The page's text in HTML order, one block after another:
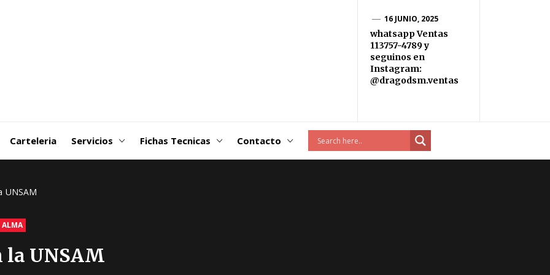
16 JUNIO, 2025
whatsapp Ventas
113757-4789 y
seguinos en
Instagram:
@dragodsm.ventas
Carteleria Servicios Fichas Tecnicas Contacto
UNSAM
ALMA
la UNSAM